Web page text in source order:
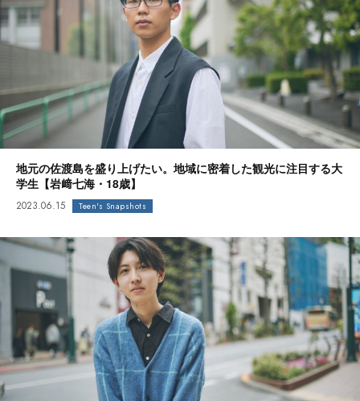
地元の佐渡島を盛り上げたい。地域に密着した観光に注目する大
学生【岩﨑七海・18歳】
2023.06.15 Teen's Snapshots